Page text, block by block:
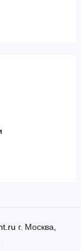
г. Москва,